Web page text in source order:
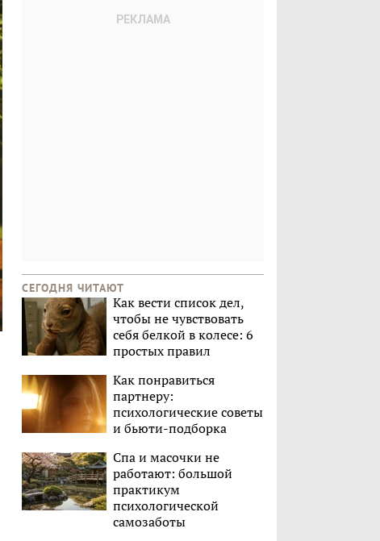
СЕГОДНЯ ЧИТАЮТ
Как вести список дел,
чтобы не чувствовать
себя белкой в колесе: 6
простых правил
Как понравиться
партнеру:
психологические советы
и бьюти-подборка
Спа и масочки не
работают: большой
практикум
психологической
самозаботы